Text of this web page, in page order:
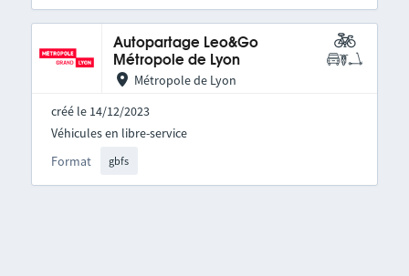
Autopartage Leo&Go
Métropole de Lyon
Métropole de Lyon
créé le 14/12/2023
Format gbfs
Véhicules en libre-service